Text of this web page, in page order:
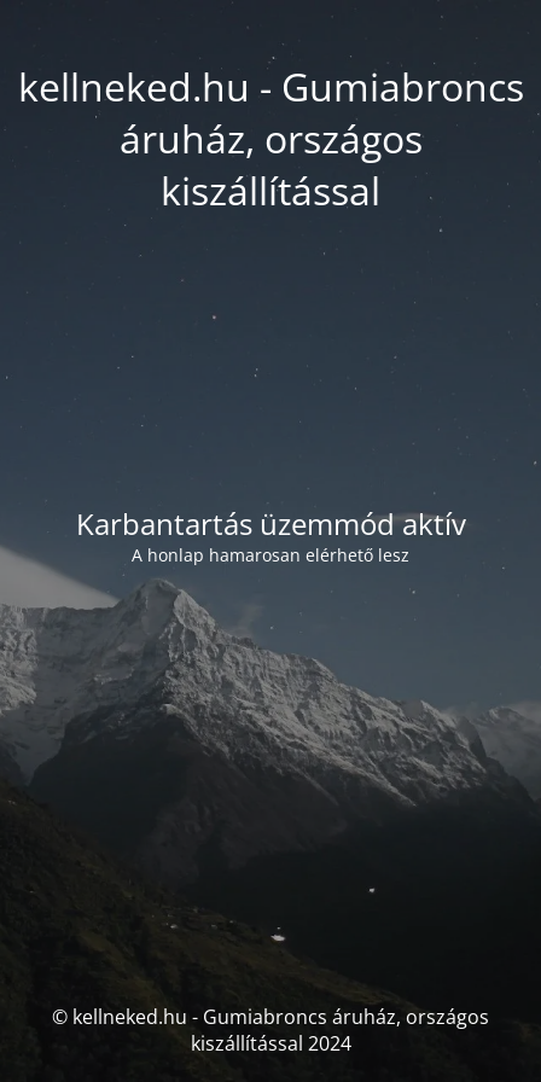
kellneked.hu - Gumiabroncs
áruház, országos
kiszállítással
Karbantartás üzemmód aktív
A honlap hamarosan elérhető lesz
© kellneked.hu - Gumiabroncs áruház, országos
kiszállítással 2024